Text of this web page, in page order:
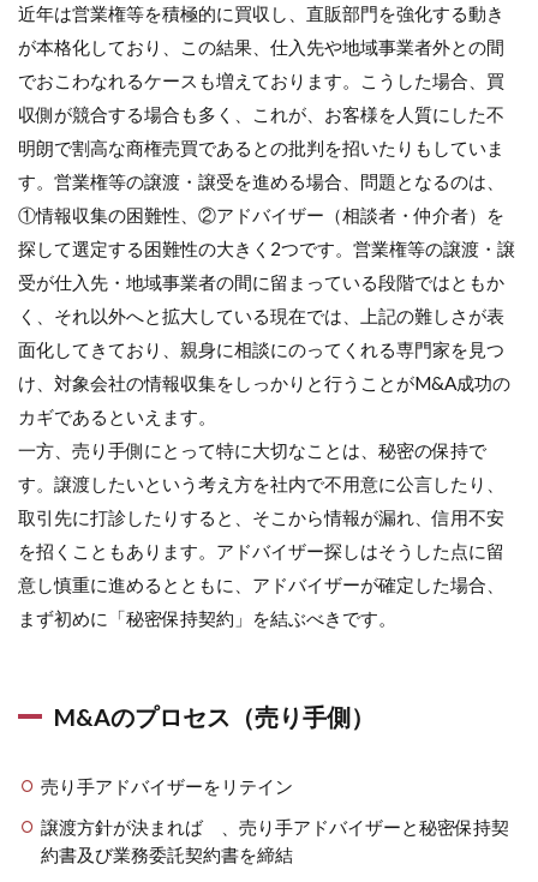
近年は営業権等を積極的に買収し、直販部門を強化する動き
が本格化しており、この結果、仕入先や地域事業者外との間
でおこわなれるケースも増えております。こうした場合、買
収側が競合する場合も多く、これが、お客様を人質にした不
明朗で割高な商権売買であるとの批判を招いたりもしていま
す。営業権等の譲渡・譲受を進める場合、問題となるのは、
①情報収集の困難性、②アドバイザー（相談者・仲介者）を
探して選定する困難性の大きく2つです。営業権等の譲渡・譲
受が仕入先・地域事業者の間に留まっている段階ではともか
く、それ以外へと拡大している現在では、上記の難しさが表
面化してきており、親身に相談にのってくれる専門家を見つ
け、対象会社の情報収集をしっかりと行うことがM&A成功の
カギであるといえます。
一方、売り手側にとって特に大切なことは、秘密の保持で
す。譲渡したいという考え方を社内で不用意に公言したり、
取引先に打診したりすると、そこから情報が漏れ、信用不安
を招くこともあります。アドバイザー探しはそうした点に留
意し慎重に進めるとともに、アドバイザーが確定した場合、
まず初めに「秘密保持契約」を結ぶべきです。
M&Aのプロセス（売り手側）
売り手アドバイザーをリテイン
譲渡方針が決まれば 、売り手アドバイザーと秘密保持契
約書及び業務委託契約書を締結